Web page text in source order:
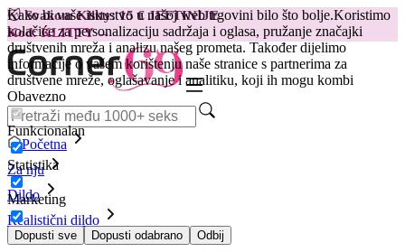
Kako bi vaše iskustvo u našoj web trgovini bilo što bolje.Koristimo
kolačiće za personalizaciju sadržaja i oglasa, pružanje značajki
društvenih mreža i analizu našeg prometa. Također dijelimo
informacije o vašem korištenju naše stranice s partnerima za
društvene mreže, oglašavanje i analitiku, koji ih mogu kombi
Obavezno
Funkcionalan
Statistika
Marketing
Dopusti sve Dopusti odabrano Odbij
😽Svakom Klitty: 15 € JEFTINIJE
Kod: KLITTY →
Početna
Za nju
Dildo
Realistični dildo
Dildo sa usisnom kapicom, kožni